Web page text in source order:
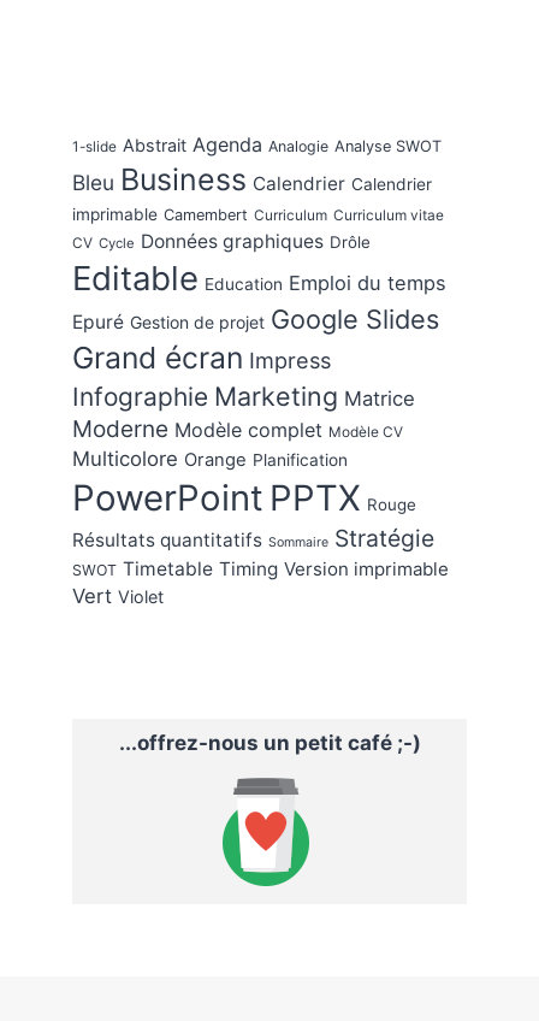
1-slide Abstrait Agenda Analogie Analyse SWOT
Bleu Business Calendrier Calendrier
imprimable Camembert Curriculum Curriculum vitae
CV Cycle Données graphiques Drôle
Editable Education Emploi du temps
Epuré Gestion de projet Google Slides
Grand écran Impress
Infographie Marketing Matrice
Moderne Modèle complet Modèle CV
Multicolore Orange Planification
PowerPoint PPTX Rouge
Résultats quantitatifs Sommaire Stratégie
SWOT Timetable Timing Version imprimable
Vert Violet
...offrez-nous un petit café ;-)